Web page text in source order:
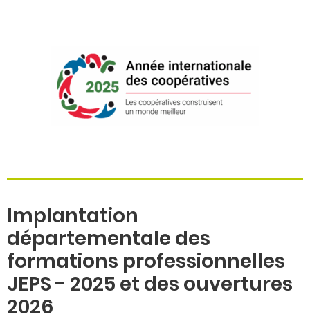
Implantation
départementale des
formations professionnelles
JEPS - 2025 et des ouvertures
2026